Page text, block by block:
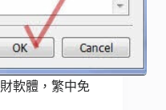
軟體，繁中免